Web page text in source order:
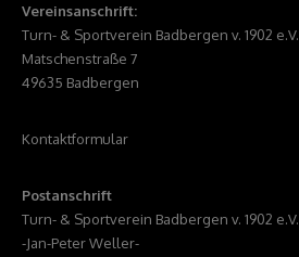
Vereinsanschrift:
Turn- & Sportverein Badbergen v. 1902 e.V.
Matschenstraße 7
49635 Badbergen
Kontaktformular
Postanschrift
Turn- & Sportverein Badbergen v. 1902 e.V.
-Jan-Peter Weller-